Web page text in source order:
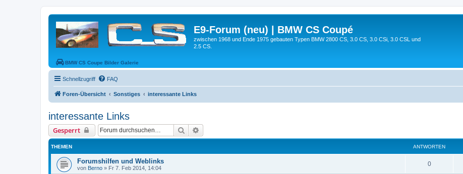
E9-Forum (neu) | BMW CS Coupé
zwischen 1968 und Ende 1975 gebauten Typen BMW 2800 CS, 3.0 CS, 3.0 CSi, 3.0 CSL und
2.5 CS.
BMW CS Coupe Bilder Galerie
Schnellzugriff FAQ
Foren-Übersicht Sonstiges interessante Links
interessante Links
Gesperrt Suche
THEMEN ANTWORTEN
Forumshilfen und Weblinks
von Berno » Fr 7. Feb 2014, 14:04
0